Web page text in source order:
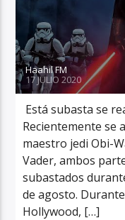
Haahil FM
17 JULIO 2020
Está subasta se
Recientemente se
maestro jedi Obi-
Vader, ambos
subastados
de agosto.
Hollywood, […]